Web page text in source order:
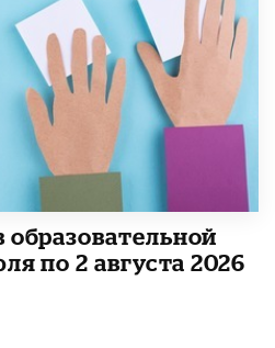
по 2 августа 2026